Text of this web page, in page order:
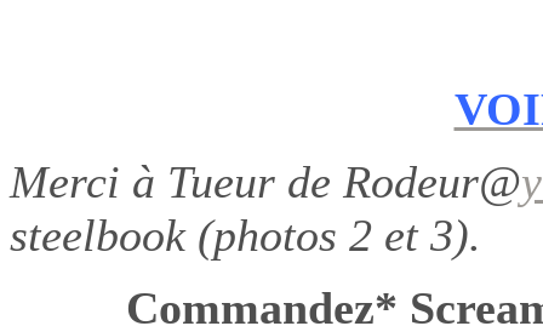
Merci à Tueur de Rodeur@
steelbook (photos 2 et 3).
Commandez*